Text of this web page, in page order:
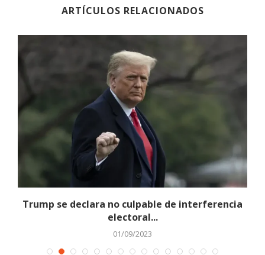
ARTÍCULOS RELACIONADOS
Trump se declara no culpable de interferencia
electoral...
01/09/2023